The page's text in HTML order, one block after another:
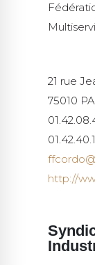
21 rue
75010
http://